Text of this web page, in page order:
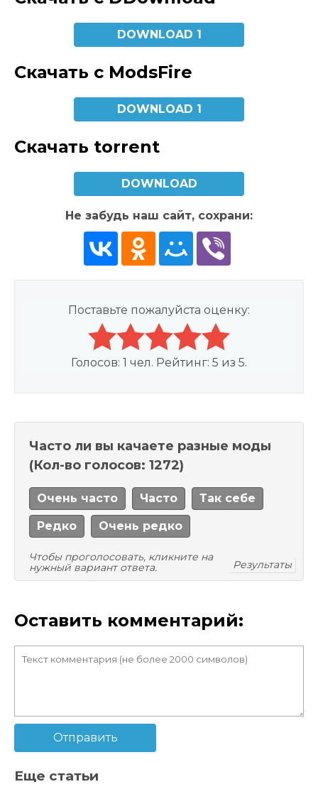
DOWNLOAD 1
Скачать с ModsFire
DOWNLOAD 1
Скачать torrent
DOWNLOAD
Не забудь наш сайт, сохрани:
Поставьте пожалуйста оценку:
Голосов: 1 чел. Рейтинг: 5 из 5.
Часто ли вы качаете разные моды
(Кол-во голосов: 1272)
Очень часто Часто Так себе
Редко Очень редко
Чтобы проголосовать, кликните на
нужный вариант ответа.
Результаты
Оставить комментарий:
Отправить
Еще статьи